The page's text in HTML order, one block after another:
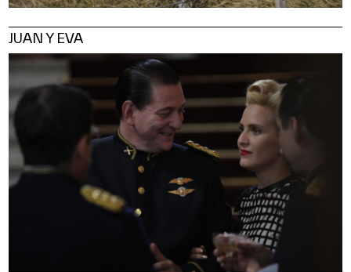
JUAN Y EVA